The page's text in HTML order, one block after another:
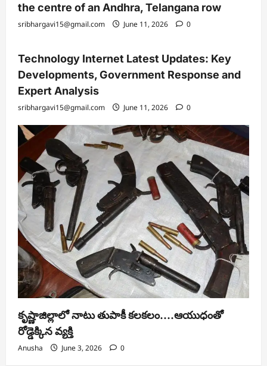
the centre of an Andhra, Telangana row
sribhargavi15@gmail.com June 11, 2026 0
Technology Internet Latest Updates: Key
Developments, Government Response and
Expert Analysis
sribhargavi15@gmail.com June 11, 2026 0
కృష్ణాజిల్లాలో నాటు తుపాకీ కలకలం….ఆయుధంతో
రోడ్డెక్కిన వ్యక్తి
Anusha June 3, 2026 0